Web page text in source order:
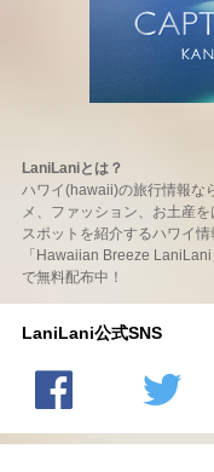
LaniLaniとは？
ハワイ(hawaii)の旅行情報な
メ、ファッション、お土産
スポットを紹介するハワイ
「Hawaiian Breeze
で無料配布中！
LaniLani公式SNS
の
のtwitter